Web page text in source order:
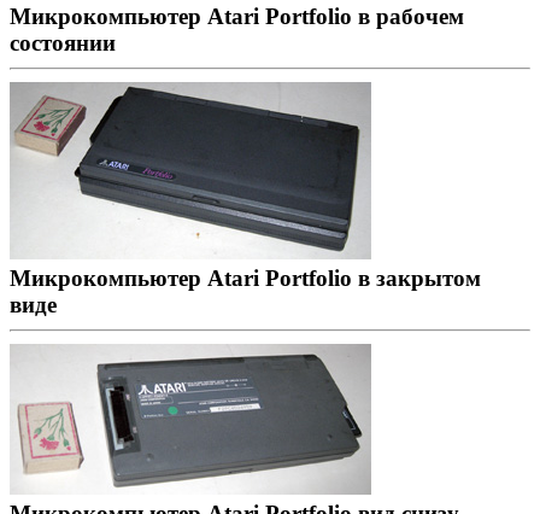
Микрокомпьютер Atari Portfolio в рабочем
состоянии
Микрокомпьютер Atari Portfolio в закрытом
виде